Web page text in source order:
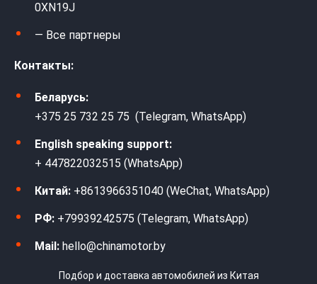
0XN19J
— Все партнеры
Контакты:
Беларусь:
+375 25 732 25 75 (Telegram, WhatsApp)
English speaking support:
+ 447822032515 (WhatsApp)
Китай: +8613966351040 (WeChat, WhatsApp)
РФ: +79939242575 (Telegram, WhatsApp)
Mail: hello@chinamotor.by
Подбор и доставка автомобилей из Китая